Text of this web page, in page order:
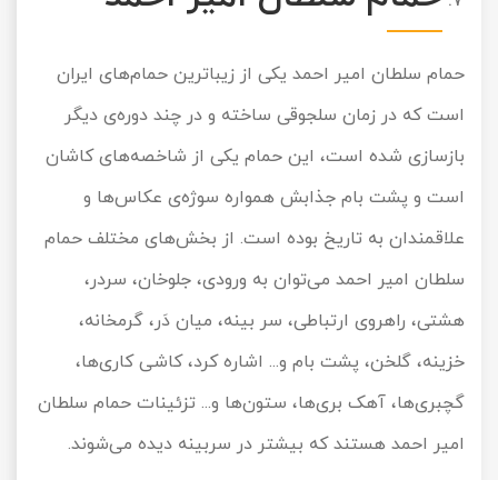
حمام سلطان امیر احمد یکی از زیباترین حمام‌های ایران
است که در زمان سلجوقی ساخته و در چند دوره‌ی دیگر
بازسازی شده است، این حمام یکی از شاخصه‌های کاشان
است و پشت بام جذابش همواره سوژه‌ی عکاس‌ها و
علاقمندان به تاریخ بوده است. از بخش‌های مختلف حمام
سلطان امیر احمد می‌توان به ورودی، جلوخان، سردر،
هشتی، راهروی ارتباطی، سر بینه، میان دَر، گرمخانه،
خزینه، گلخن، پشت بام و... اشاره کرد، کاشی کاری‌ها،
گچبری‌ها، آهک بری‌ها، ستون‌ها و... تزئینات حمام سلطان
امیر احمد هستند که بیشتر در سربینه دیده می‌شوند.